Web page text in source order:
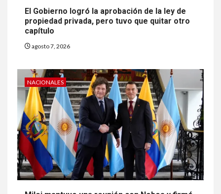
El Gobierno logró la aprobación de la ley de
propiedad privada, pero tuvo que quitar otro
capítulo
agosto 7, 2026
NACIONALES